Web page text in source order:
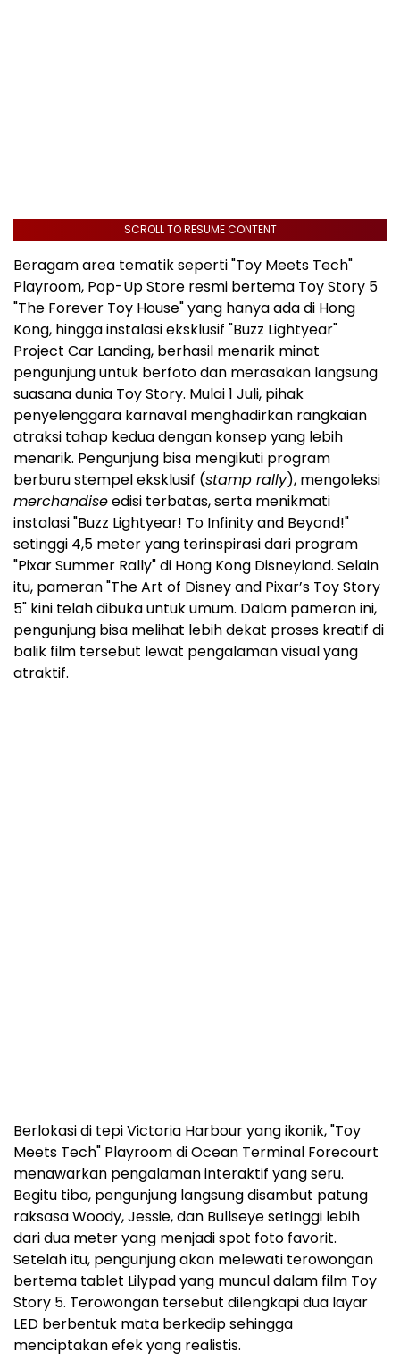
SCROLL TO RESUME CONTENT
Beragam area tematik seperti "Toy Meets Tech"
Playroom, Pop-Up Store resmi bertema Toy Story 5
"The Forever Toy House" yang hanya ada di Hong
Kong, hingga instalasi eksklusif "Buzz Lightyear"
Project Car Landing, berhasil menarik minat
pengunjung untuk berfoto dan merasakan langsung
suasana dunia Toy Story. Mulai 1 Juli, pihak
penyelenggara karnaval menghadirkan rangkaian
atraksi tahap kedua dengan konsep yang lebih
menarik. Pengunjung bisa mengikuti program
berburu stempel eksklusif (stamp rally), mengoleksi
merchandiseedisi terbatas, serta menikmati
instalasi "Buzz Lightyear! To Infinity and Beyond!"
setinggi 4,5 meter yang terinspirasi dari program
"Pixar Summer Rally" di Hong Kong Disneyland. Selain
itu, pameran "The Art of Disney and Pixar’s Toy Story
5" kini telah dibuka untuk umum. Dalam pameran ini,
pengunjung bisa melihat lebih dekat proses kreatif di
balik film tersebut lewat pengalaman visual yang
atraktif.
Berlokasi di tepi Victoria Harbour yang ikonik, "Toy
Meets Tech" Playroom di Ocean Terminal Forecourt
menawarkan pengalaman interaktif yang seru.
Begitu tiba, pengunjung langsung disambut patung
raksasa Woody, Jessie, dan Bullseye setinggi lebih
dari dua meter yang menjadi spot foto favorit.
Setelah itu, pengunjung akan melewati terowongan
bertema tablet Lilypad yang muncul dalam film Toy
Story 5. Terowongan tersebut dilengkapi dua layar
LED berbentuk mata berkedip sehingga
menciptakan efek yang realistis.